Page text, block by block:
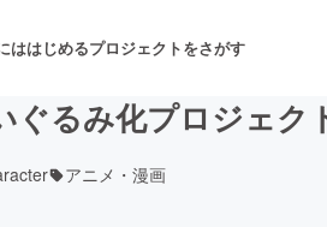
ははじめるプロジェクトをさがす
ぐるみ化プロジェク
アニメ・漫画